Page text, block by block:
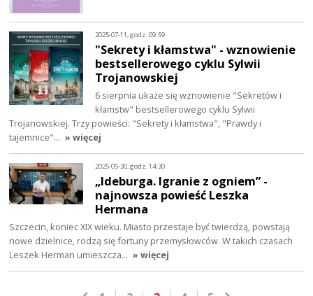
2025-07-11, godz. 09:59
"Sekrety i kłamstwa" - wznowienie
bestsellerowego cyklu Sylwii
Trojanowskiej
6 sierpnia ukaże się wznowienie "Sekretów i
kłamstw" bestsellerowego cyklu Sylwii
Trojanowskiej. Trzy powieści: "Sekrety i kłamstwa", "Prawdy i
tajemnice"… » więcej
2025-05-30, godz. 14:30
„Ideburga. Igranie z ogniem” -
najnowsza powieść Leszka
Hermana
Szczecin, koniec XIX wieku. Miasto przestaje być twierdzą, powstają
nowe dzielnice, rodzą się fortuny przemysłowców. W takich czasach
Leszek Herman umieszcza… » więcej